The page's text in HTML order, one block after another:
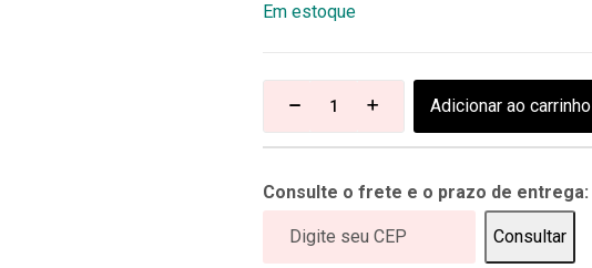
Em estoque
Adicionar ao carrinho
Consulte o frete e o prazo de entrega:
Consultar